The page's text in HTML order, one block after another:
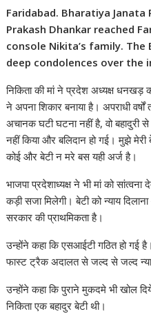
Faridabad. Bharatiya
Prakash Dhankar reached
console Nikita’s family. The
deep condolences over the
निकिता की मां ने प्रदेश अध्यक्ष धनखड़
ने अपना शिकार बनाया है। अपराधी
अचानक घटी घटना नहीं है, वो बहादुरी
नहीं किया और बलिदान हो गई। मुझे मेरी
कोई और बेटी न मरे बस यही अर्ज है।
भाजपा प्रदेशाध्यक्ष ने भी मां को
कड़ी सजा मिलेगी। बेटी को न्याय
सरकार की प्राथमिकता है।
उन्होंने कहा कि एसआईटी गठित हो
फास्ट ट्रैक अदालत से जल्द से जल्द न्याय
उन्होंने कहा कि पुराने मुकदमे भी खोल
निकिता एक बहादुर बेटी थी।